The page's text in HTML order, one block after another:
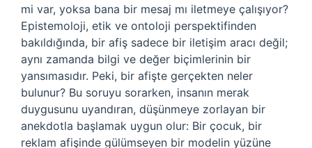
mi var, yoksa bana bir mesaj mı iletmeye çalışıyor?
Epistemoloji, etik ve ontoloji perspektifinden
bakıldığında, bir afiş sadece bir iletişim aracı değil;
aynı zamanda bilgi ve değer biçimlerinin bir
yansımasıdır. Peki, bir afişte gerçekten neler
bulunur? Bu soruyu sorarken, insanın merak
duygusunu uyandıran, düşünmeye zorlayan bir
anekdotla başlamak uygun olur: Bir çocuk, bir
reklam afişinde gülümseyen bir modelin yüzüne